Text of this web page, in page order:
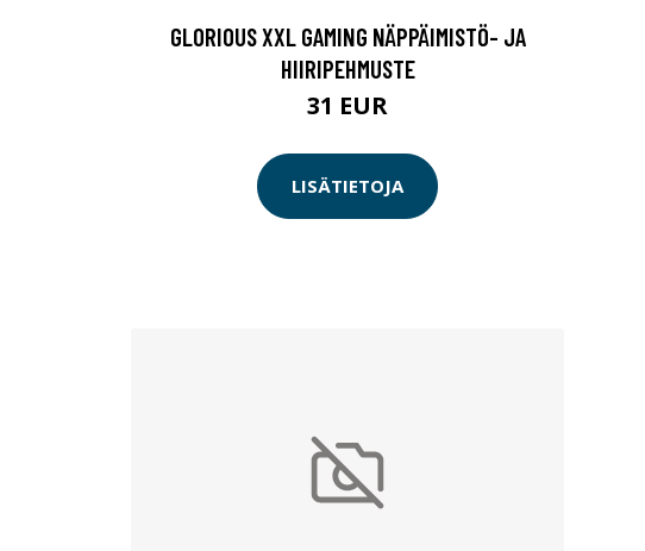
GLORIOUS XXL GAMING NÄPPÄIMISTÖ- JA
HIIRIPEHMUSTE
31 EUR
LISÄTIETOJA